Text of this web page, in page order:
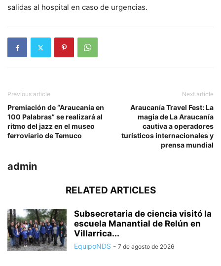
salidas al hospital en caso de urgencias.
Previous article
Premiación de “Araucanía en
100 Palabras” se realizará al
ritmo del jazz en el museo
ferroviario de Temuco
Next article
Araucanía Travel Fest: La
magia de La Araucanía
cautiva a operadores
turísticos internacionales y
prensa mundial
admin
RELATED ARTICLES
Subsecretaria de ciencia visitó la
escuela Manantial de Relún en
Villarrica...
EquipoNDS - 7 de agosto de 2026